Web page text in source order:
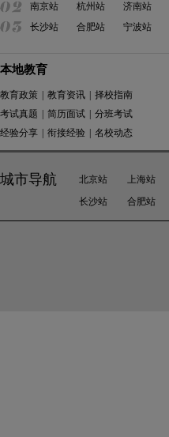
南京站
杭州站 济南站
长沙站
合肥站 宁波站
本地教育
教育政策 教育资讯
择校指南
考试真题
简历面试
分班考试
经验分享
衔接经验 名校动态
城市导航 北京站 上海站
长沙站
合肥站